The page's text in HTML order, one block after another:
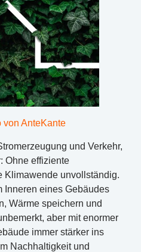
von AnteKante
und Verkehr,
Ohne effiziente
Klimawende unvollständig.
Inneren eines Gebäudes
Wärme speichern und
aber mit enormer
immer stärker ins
Nachhaltigkeit und